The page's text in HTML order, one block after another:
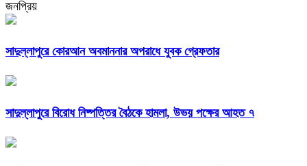
জনপ্রিয়
সাদুল্লাপুরে কোরআন অবমাননার অপরাধে যুবক গ্রেফতার
সাদুল্লাপুরে বিরোধ নিষ্পত্তির বৈঠকে হামলা, উভয় পক্ষের আহত ৭